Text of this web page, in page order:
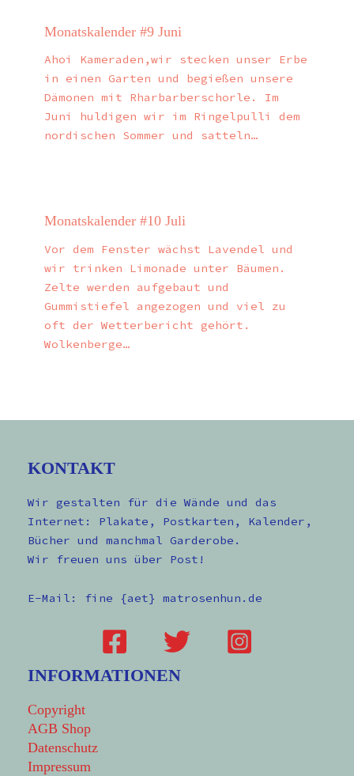
Monatskalender #9 Juni
Ahoi Kameraden,wir stecken unser Erbe
in einen Garten und begießen unsere
Dämonen mit Rharbarberschorle. Im
Juni huldigen wir im Ringelpulli dem
nordischen Sommer und satteln…
Monatskalender #10 Juli
Vor dem Fenster wächst Lavendel und
wir trinken Limonade unter Bäumen.
Zelte werden aufgebaut und
Gummistiefel angezogen und viel zu
oft der Wetterbericht gehört.
Wolkenberge…
KONTAKT
Wir gestalten für die Wände und das
Internet: Plakate, Postkarten, Kalender,
Bücher und manchmal Garderobe.
Wir freuen uns über Post!
E-Mail: fine {aet} matrosenhun.de
INFORMATIONEN
Copyright
AGB Shop
Datenschutz
Impressum